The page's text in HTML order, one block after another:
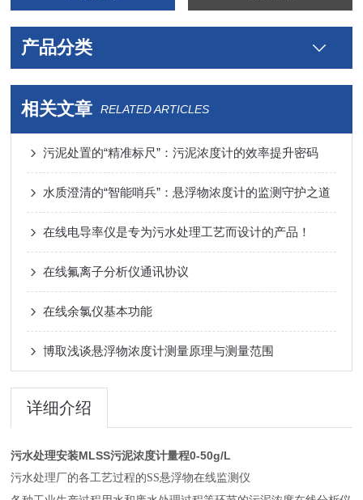
产品分类
相关文章 RELATED ARTICLES
污泥处置的“精准标尺”：污泥浓度计的效率提升密码
水质澄清的“智能哨兵”：悬浮物浓度计的监测守护之道
在线电导率仪是专为污水处理工艺而设计的产品！
在线氟离子分析仪通讯协议
在线余氯仪基本功能
博取浅谈悬浮物浓度计测量原理与测量范围
详细介绍
污水处理安装MLSS污泥浓度计量程0-50g/L
污水处理厂的各工艺过程的SS悬浮物在线监测仪